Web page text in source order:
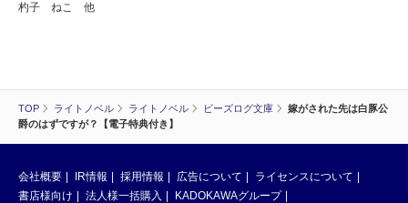
TOP ライトノベル ライトノベル ビーズログ文庫
嫁がされた先は白豚公
爵のはずですが？【電子特典付き】
杓子 ねこ 他
会社概要 IR情報 採用情報 広告について
ライセンスについて
書店様向け
法人様一括購入 KADOKAWAグループ